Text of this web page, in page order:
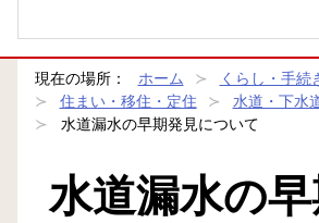
現在の場所： ホーム
くらし・手続
住まい・移住・定住
水道・下水
水道漏水の早期発見について
水道漏水の